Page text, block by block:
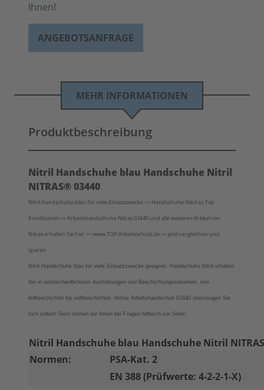
Ihnen!
ANGEBOTSANFRAGE
MEHR INFORMATIONEN
Produktbeschreibung
Nitril Handschuhe blau Handschuhe Nitril
NITRAS® 03440
Nitril Handschuhe blau für viele Einsatzzwecke >> Handschuhe Nitril zu Top
Konditionen >> Arbeitshandschuhe Nitras 03440 und alle weiteren Artikel von
Nitras erhalten Sie hier >> www.TOP-Arbeitsschutz.de >> jetzt vergleichen und
sparen
Nitril Handschuhe blau für viele Einsatzzwecke geeignet. Handschuhe Nitril erhalten
Sie in unterschiedlichsten Ausführungen und Beschichtungsvarianten, von
teilbeschichtet bis vollbeschichtet. Nitras Arbeitshandschuh 03440 überzeugen Sie
sich selbst! Gern stehen wir Ihnen bei Fragen hilfreich zur Seite!
Nitril Handschuhe blau Handschuhe Nitril
Normen:
PSA-Kat. 2
EN 388 (Prüfwerte: 4-2-2-1-X)